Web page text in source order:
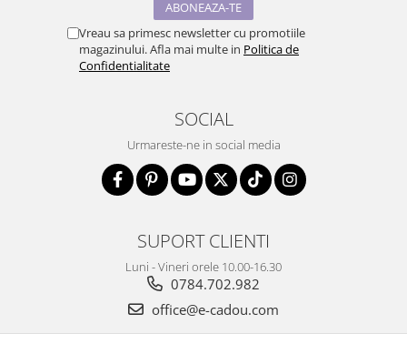
Vreau sa primesc newsletter cu promotiile
magazinului. Afla mai multe in Politica de
Confidentialitate
SOCIAL
Urmareste-ne in social media
SUPORT CLIENTI
Luni - Vineri orele 10.00-16.30
0784.702.982
office@e-cadou.com